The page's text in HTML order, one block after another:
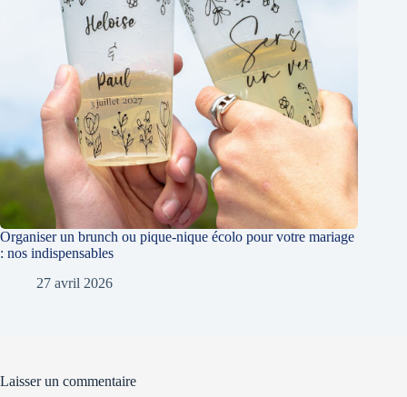
Organiser un brunch ou pique-nique écolo pour votre mariage
: nos indispensables
27 avril 2026
Laisser un commentaire